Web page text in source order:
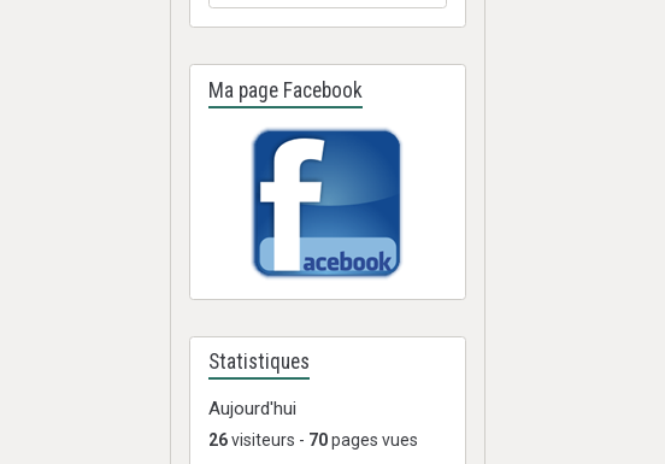
Ma page Facebook
Statistiques
Aujourd'hui
26visiteurs - 70pages vues